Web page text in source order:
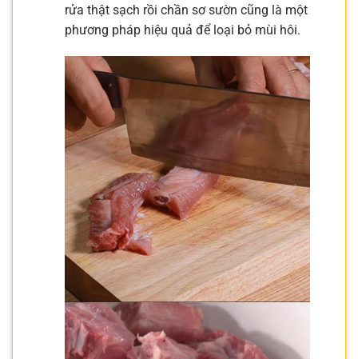
rửa thật sạch rồi chần sơ sườn cũng là một
phương pháp hiệu quả để loại bỏ mùi hôi.